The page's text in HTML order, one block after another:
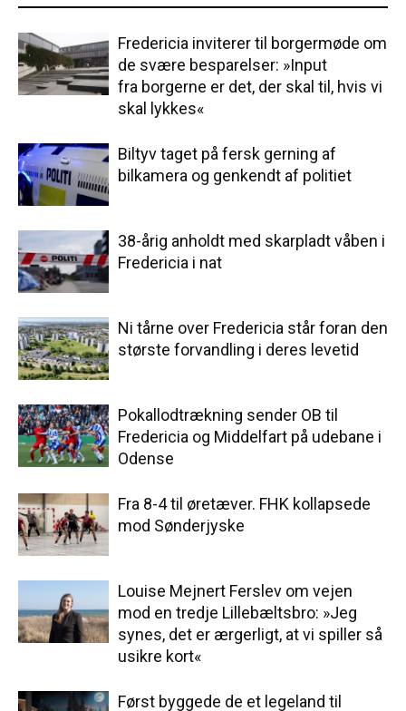
Fredericia inviterer til borgermøde om
de svære besparelser: »Input
fra borgerne er det, der skal til, hvis vi
skal lykkes«
Biltyv taget på fersk gerning af
bilkamera og genkendt af politiet
38-årig anholdt med skarpladt våben i
Fredericia i nat
Ni tårne over Fredericia står foran den
største forvandling i deres levetid
Pokallodtrækning sender OB til
Fredericia og Middelfart på udebane i
Odense
Fra 8-4 til øretæver. FHK kollapsede
mod Sønderjyske
Louise Mejnert Ferslev om vejen
mod en tredje Lillebæltsbro: »Jeg
synes, det er ærgerligt, at vi spiller så
usikre kort«
Først byggede de et legeland til